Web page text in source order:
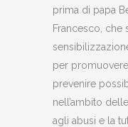
prima di papa
Francesco, che
per
prevenire
nell’ambito
agli abusi e la